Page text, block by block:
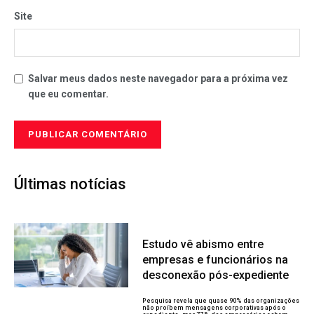
Site
Salvar meus dados neste navegador para a próxima vez
que eu comentar.
Últimas notícias
Estudo vê abismo entre
empresas e funcionários na
desconexão pós-expediente
Pesquisa revela que quase 90% das organizações
não proíbem mensagens corporativas após o